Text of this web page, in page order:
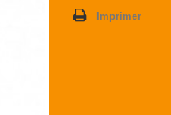
Imprimer